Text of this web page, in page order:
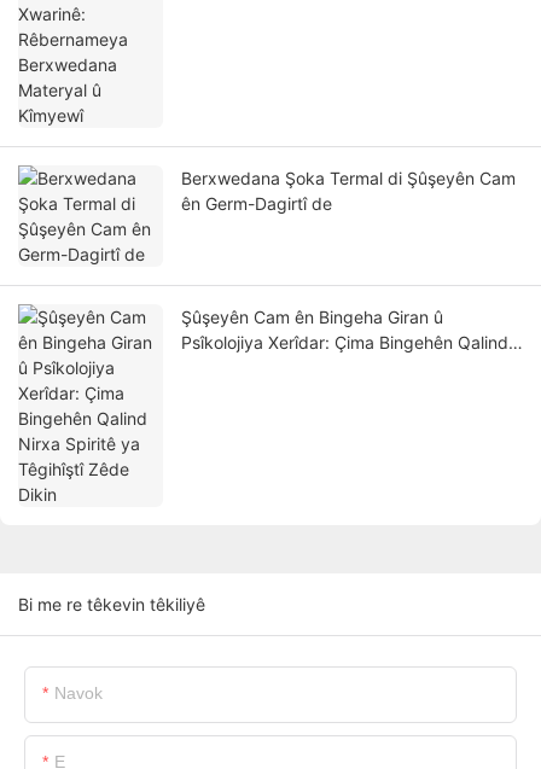
Berxwedana Şoka Termal di Şûşeyên Cam
ên Germ-Dagirtî de
Şûşeyên Cam ên Bingeha Giran û
Psîkolojiya Xerîdar: Çima Bingehên Qalind
Bi me re têkevin têkiliyê
Navok
E